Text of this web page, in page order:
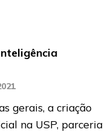
gerais, a criação
na USP, parceria